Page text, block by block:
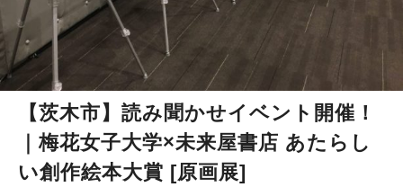
【茨木市】読み聞かせイベント開催！
｜梅花女子大学×未来屋書店 あたらし
い創作絵本大賞 [原画展]